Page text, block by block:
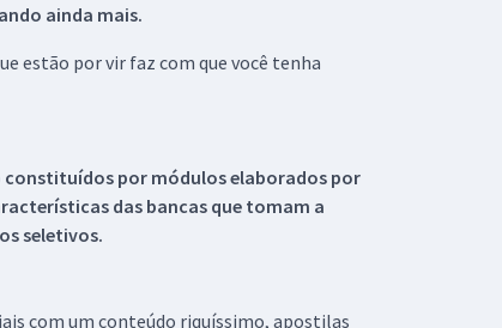
ainda mais.
estão por vir faz com que você tenha
constituídos por módulos elaborados por
das bancas que tomam a
seletivos.
com um conteúdo riquíssimo, apostilas